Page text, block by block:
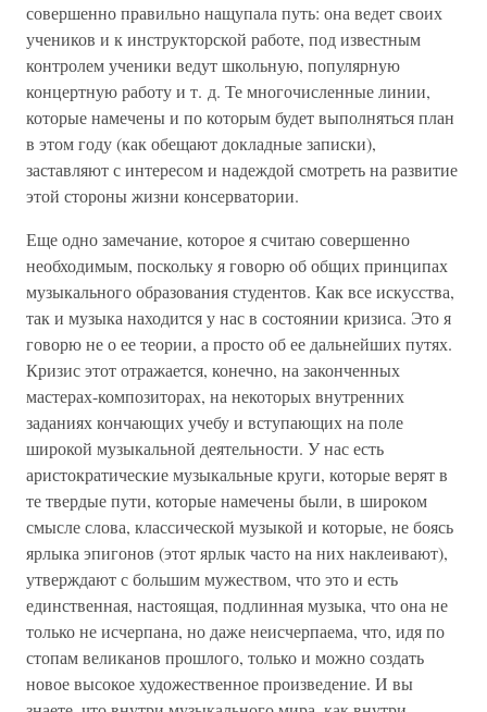
совершенно правильно нащупала путь: она ведет своих
учеников и к инструкторской работе, под известным
контролем ученики ведут школьную, популярную
концертную работу и т. д. Те многочисленные линии,
которые намечены и по которым будет выполняться план
в этом году (как обещают докладные записки),
заставляют с интересом и надеждой смотреть на развитие
этой стороны жизни консерватории.
Еще одно замечание, которое я считаю совершенно
необходимым, поскольку я говорю об общих принципах
музыкального образования студентов. Как все искусства,
так и музыка находится у нас в состоянии кризиса. Это я
говорю не о ее теории, а просто об ее дальнейших путях.
Кризис этот отражается, конечно, на законченных
мастерах-композиторах, на некоторых внутренних
заданиях кончающих учебу и вступающих на поле
широкой музыкальной деятельности. У нас есть
аристократические музыкальные круги, которые верят в
те твердые пути, которые намечены были, в широком
смысле слова, классической музыкой и которые, не боясь
ярлыка эпигонов (этот ярлык часто на них наклеивают),
утверждают с большим мужеством, что это и есть
единственная, настоящая, подлинная музыка, что она не
только не исчерпана, но даже неисчерпаема, что, идя по
стопам великанов прошлого, только и можно создать
новое высокое художественное произведение. И вы